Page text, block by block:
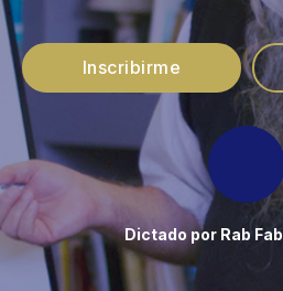
Inscribirme
Dictado por Rab